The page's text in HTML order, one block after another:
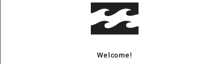
Welcome!